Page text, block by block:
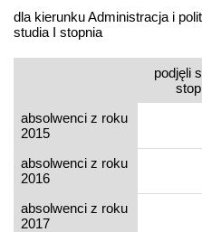
dla kierunku Administracja i
studia I stopnia
podjęli
absolwenci z roku
2015
absolwenci z roku
2016
absolwenci z roku
2017